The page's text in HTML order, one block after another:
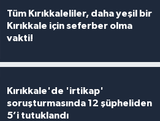
Tüm Kırıkkaleliler, daha yeşil bir
Kırıkkale için seferber olma
vakti!
Kırıkkale'de 'irtikap'
soruşturmasında 12 şüpheliden
5’i tutuklandı